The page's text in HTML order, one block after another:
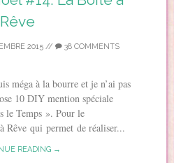
Rêve
2015// 38 COMMENTS
méga à la bourre et je n’ai pas
10 DIY mention spéciale
le Temps ». Pour le
Rêve qui permet de réaliser...
READING →